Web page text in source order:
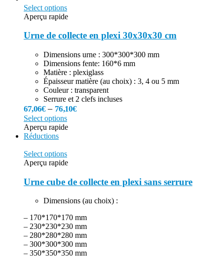
Select options
Aperçu rapide
Urne de collecte en plexi 30x30x30 cm
Dimensions urne : 300*300*300 mm
Dimensions fente: 160*6 mm
Matière : plexiglass
Épaisseur matière (au choix) : 3, 4 ou 5 mm
Couleur : transparent
Serrure et 2 clefs incluses
67,06€– 76,10€
Select options
Aperçu rapide
Réductions
Select options
Aperçu rapide
Urne cube de collecte en plexi sans serrure
Dimensions (au choix) :
– 170*170*170 mm
– 230*230*230 mm
– 280*280*280 mm
– 300*300*300 mm
– 350*350*350 mm